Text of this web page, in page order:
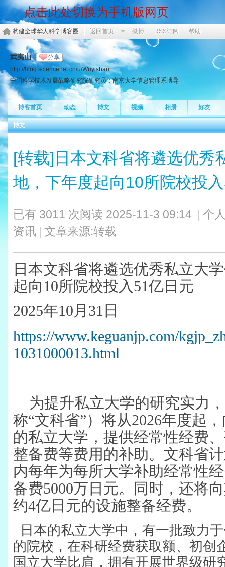
点击此处切换为手机版网页
构建全球华人科学博客圈 返回首页 微博 RSS订阅 帮助
武夷山 分享
http://blog.sciencenet.cn/u/Wuyishan
中国科学技术发展战略研究院研究员；南京大学信息管理系博导
博客首页 动态 博文 视频 相册 好友
博文
[转载]日本文科省将遴选优秀
地，下年度起向10所院校投
已有 3011 次阅读 2025-11-3 09:14
个
资讯
文章来源:转载
日本文科省将遴选优秀私立大
起向10所院校投入51亿日元
2025年10月31日
https://www.keguanjp.com/
1031000013.html
为提升私立大学的研究实力
称“文科省”）将从2026年度起
的私立大学，提供经常性经费
整备费等费用的补助。文科省
内每年为每所大学补助经常性
备费5000万日元。同时，还将
约4亿日元的设施整备经费。
日本的私立大学中，有一批致力
的院校，在科研经费获取额、初创
国立大学比肩，拥有开展世界级研